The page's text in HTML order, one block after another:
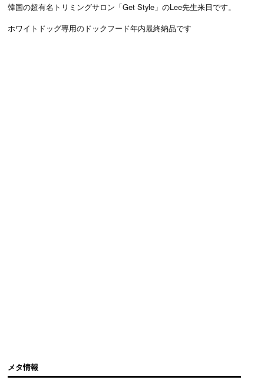
韓国の超有名トリミングサロン「Get Style」のLee先生来日です。
ホワイトドッグ専用のドックフード年内最終納品です
メタ情報